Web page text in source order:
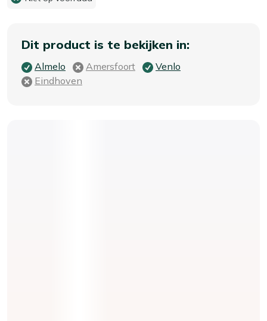
Dit product is te bekijken in:
Almelo Amersfoort
Venlo
Eindhoven